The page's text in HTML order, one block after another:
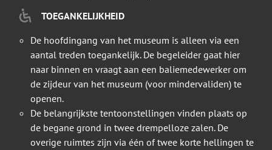
TOEGANKELIJKHEID
De hoofdingang van het museum is alleen via een
aantal treden toegankelijk. De begeleider gaat hier
naar binnen en vraagt aan een baliemedewerker om
de zijdeur van het museum (voor mindervaliden) te
openen.
De belangrijkste tentoonstellingen vinden plaats op
de begane grond in twee drempelloze zalen. De
overige ruimtes zijn via één of twee korte hellingen te